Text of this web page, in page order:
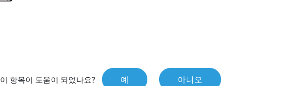
이 항목이 도움이 되었나요? 예 아니오